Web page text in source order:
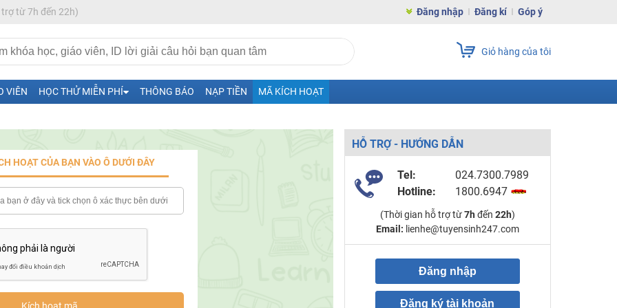
từ 7h đến 22h) Đăng nhập Đăng kí Góp ý
Giỏ hàng của tôi
VIÊN HỌC THỬ MIỄN PHÍ THÔNG BÁO NẠP TIỀN MÃ KÍCH HOẠT
ít nhất 25 điểm
(Từ 16-18/07/2025)
2018
lai!
HOẠT CỦA BẠN VÀO Ô DƯỚI ĐÂY
HỖ TRỢ - HƯỚNG DẪN
Tel:
024.7300.7989
Hotline:
1800.6947
(Thời gian hỗ trợ từ7h đến 22h)
Email: lienhe@tuyensinh247.com
Đăng nhập
Đăng ký tài khoản